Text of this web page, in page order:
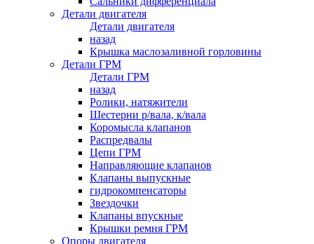
Детали двигателя
Детали двигателя
назад
Крышка маслозаливной горловины
Детали ГРМ
Детали ГРМ
назад
Ролики, натяжители
Шестерни р/вала, к/вала
Коромысла клапанов
Распредвалы
Цепи ГРМ
Направляющие клапанов
Клапаны выпускные
гидрокомпенсаторы
Звездочки
Клапаны впускные
Крышки ремня ГРМ
Опоры двигателя